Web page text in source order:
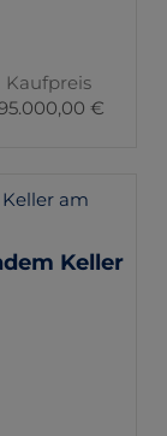
Kaufpreis
€
Keller